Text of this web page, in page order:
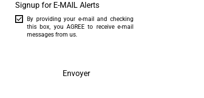
Signup for E-MAIL Alerts
By providing your e-mail and checking
this box, you AGREE to receive e-mail
messages from us.
Envoyer